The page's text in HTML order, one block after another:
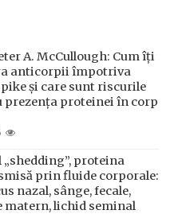
A. McCullough: Cum îți
anticorpii împotriva
și care sunt riscurile
prezența proteinei în corp
„shedding”, proteina
prin fluide corporale:
nazal, sânge, fecale,
matern, lichid seminal